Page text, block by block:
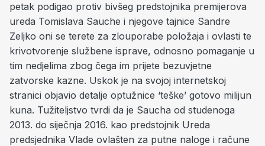
petak podigao protiv bivšeg predstojnika premijerova
ureda Tomislava Sauche i njegove tajnice Sandre
Zeljko oni se terete za zlouporabe položaja i ovlasti te
krivotvorenje službene isprave, odnosno pomaganje u
tim nedjelima zbog čega im prijete bezuvjetne
zatvorske kazne. Uskok je na svojoj internetskoj
stranici objavio detalje optužnice ‘teške’ gotovo milijun
kuna. Tužiteljstvo tvrdi da je Saucha od studenoga
2013. do siječnja 2016. kao predstojnik Ureda
predsjednika Vlade ovlašten za putne naloge i račune